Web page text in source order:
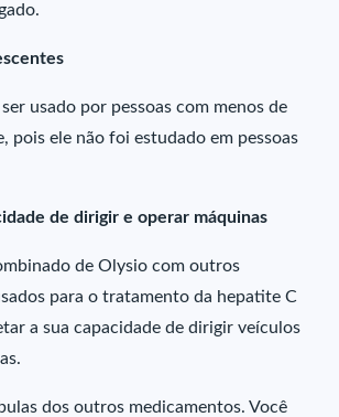
usado por pessoas com menos de
pois ele não foi estudado em pessoas
de dirigir e operar máquinas
de Olysio com outros
para o tratamento da hepatite C
a sua capacidade de dirigir veículos
dos outros medicamentos. Você